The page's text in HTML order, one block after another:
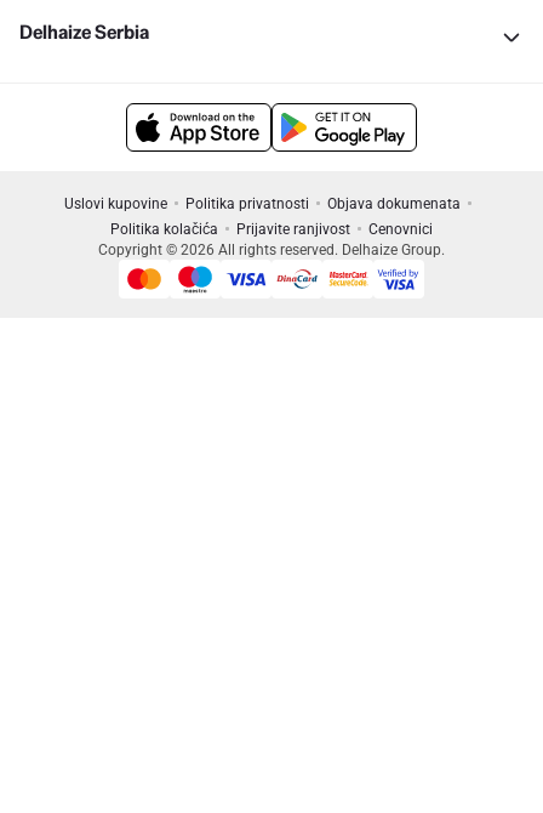
Delhaize Serbia
Uslovi kupovine Politika privatnosti
Objava dokumenata
Politika kolačića
Prijavite ranjivost
Cenovnici
Copyright © 2026 All rights reserved. Delhaize Group.